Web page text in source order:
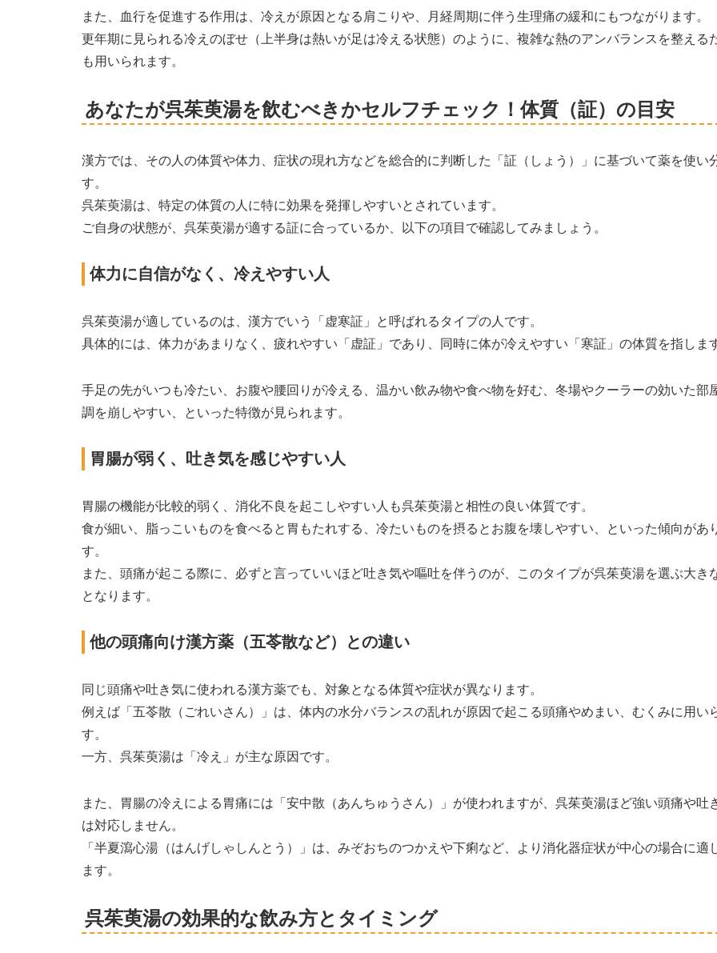
また、血行を促進する作用は、冷えが原因となる肩こりや、月経周期に伴う生理痛の緩和にもつながります。
更年期に見られる冷えのぼせ（上半身は熱いが足は冷える状態）のように、複雑な熱のアンバランスを整える
も用いられます。
あなたが呉茱萸湯を飲むべきかセルフチェック！体質（証）の目安
漢方では、その人の体質や体力、症状の現れ方などを総合的に判断した「証（しょう）」に基づいて薬を使い
す。
呉茱萸湯は、特定の体質の人に特に効果を発揮しやすいとされています。
ご自身の状態が、呉茱萸湯が適する証に合っているか、以下の項目で確認してみましょう。
体力に自信がなく、冷えやすい人
呉茱萸湯が適しているのは、漢方でいう「虚寒証」と呼ばれるタイプの人です。
具体的には、体力があまりなく、疲れやすい「虚証」であり、同時に体が冷えやすい「寒証」の体質を指します
手足の先がいつも冷たい、お腹や腰回りが冷える、温かい飲み物や食べ物を好む、冬場やクーラーの効いた部
調を崩しやすい、といった特徴が見られます。
胃腸が弱く、吐き気を感じやすい人
胃腸の機能が比較的弱く、消化不良を起こしやすい人も呉茱萸湯と相性の良い体質です。
食が細い、脂っこいものを食べると胃もたれする、冷たいものを摂るとお腹を壊しやすい、といった傾向があ
す。
また、頭痛が起こる際に、必ずと言っていいほど吐き気や嘔吐を伴うのが、このタイプが呉茱萸湯を選ぶ大き
となります。
他の頭痛向け漢方薬（五苓散など）との違い
同じ頭痛や吐き気に使われる漢方薬でも、対象となる体質や症状が異なります。
例えば「五苓散（ごれいさん）」は、体内の水分バランスの乱れが原因で起こる頭痛やめまい、むくみに用い
す。
一方、呉茱萸湯は「冷え」が主な原因です。
また、胃腸の冷えによる胃痛には「安中散（あんちゅうさん）」が使われますが、呉茱萸湯ほど強い頭痛や吐
は対応しません。
「半夏瀉心湯（はんげしゃしんとう）」は、みぞおちのつかえや下痢など、より消化器症状が中心の場合に適
ます。
呉茱萸湯の効果的な飲み方とタイミング